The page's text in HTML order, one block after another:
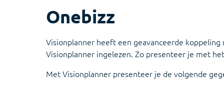
Onebizz
Visionplanner heeft een geavanceerde
Visionplanner ingelezen. Zo presenteer je met
Met Visionplanner presenteer je de volgende